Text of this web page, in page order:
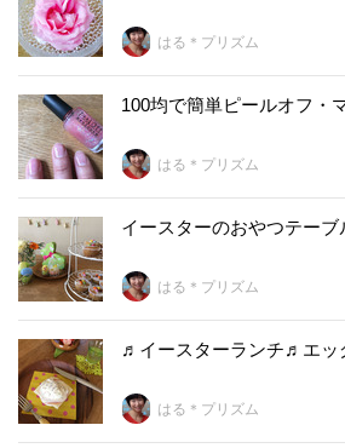
はる＊プリズム
100均で簡単ピールオフ・
はる＊プリズム
イースターのおやつテーブ
はる＊プリズム
♬イースターランチ♬エッ
はる＊プリズム